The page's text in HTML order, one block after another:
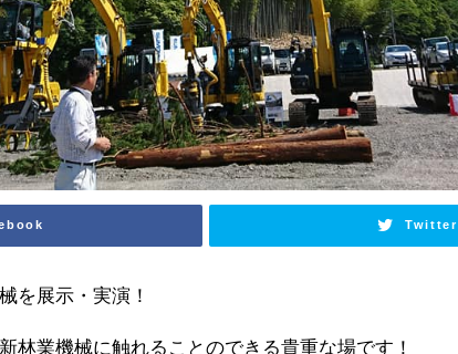
Twitter
を展示・実演！
林業機械に触れることのできる貴重な場です！